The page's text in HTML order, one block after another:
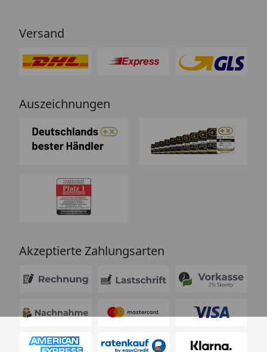
Versand
Auszeichnungen
Akzeptierte Zahlungsarten